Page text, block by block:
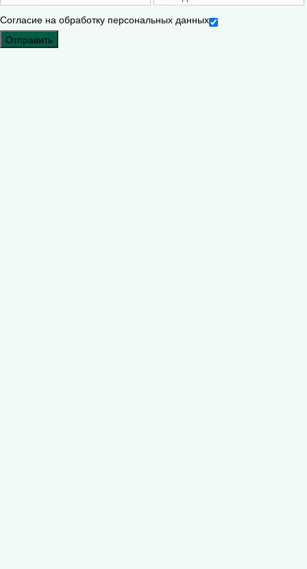
Согласие на обработку персональных данных
Отправить